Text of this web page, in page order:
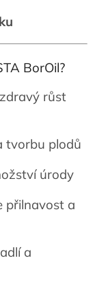
BorOil?
růst
tvorbu plodů
úrody
přilnavost a
a